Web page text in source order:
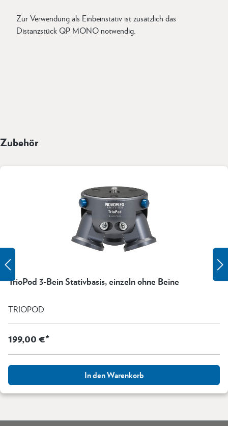
Zur Verwendung als Einbeinstativ ist zusätzlich das
Distanzstück QP MONO notwendig.
Zubehör
TrioPod 3-Bein Stativbasis, einzeln ohne Beine
TRIOPOD
199,00 €*
In den Warenkorb